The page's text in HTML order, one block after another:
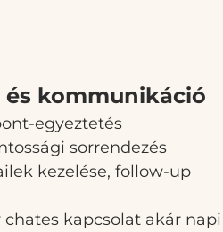
kommunikáció
egyeztetés
sorrendezés
kezelése, follow-up
kapcsolat akár napi